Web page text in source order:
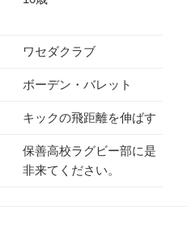
ワセダクラブ
ボーデン・バレット
キックの飛距離を伸ばす
保善高校ラグビー部に是
非来てください。